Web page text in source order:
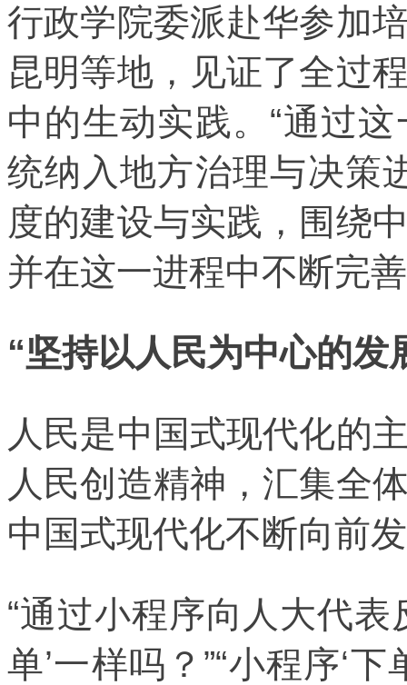
行政学院委派赴华参加
昆明等地，见证了全过
中的生动实践。“通过
统纳入地方治理与决策
度的建设与实践，围绕
并在这一进程中不断完
“坚持以人民为中心的发
人民是中国式现代化的
人民创造精神，汇集全
中国式现代化不断向前
“通过小程序向人大代
单’一样吗？”“小程序‘